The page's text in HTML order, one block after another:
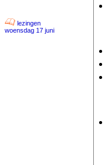
lezingen
woensdag 17 juni